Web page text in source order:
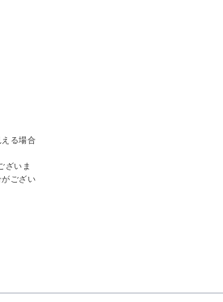
る場合
ざいま
ござい